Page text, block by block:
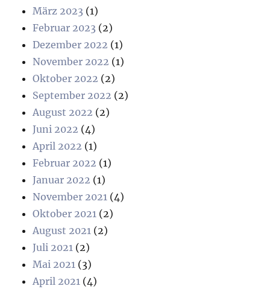
März 2023 (1)
Februar 2023 (2)
Dezember 2022 (1)
November 2022 (1)
Oktober 2022 (2)
September 2022 (2)
August 2022 (2)
Juni 2022 (4)
April 2022 (1)
Februar 2022 (1)
Januar 2022 (1)
November 2021 (4)
Oktober 2021 (2)
August 2021 (2)
Juli 2021 (2)
Mai 2021 (3)
April 2021 (4)